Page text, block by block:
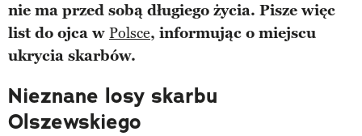
nie ma przed sobą długiego życia. Pisze więc
list do ojca w Polsce, informując o miejscu
ukrycia skarbów.
Nieznane losy skarbu
Olszewskiego